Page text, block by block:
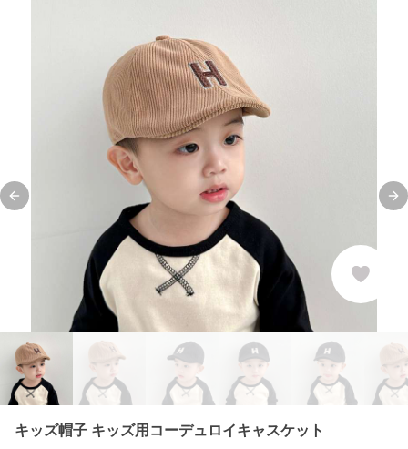
Previous slide
キッズ帽子 キッズ用コーデュロイキャスケット